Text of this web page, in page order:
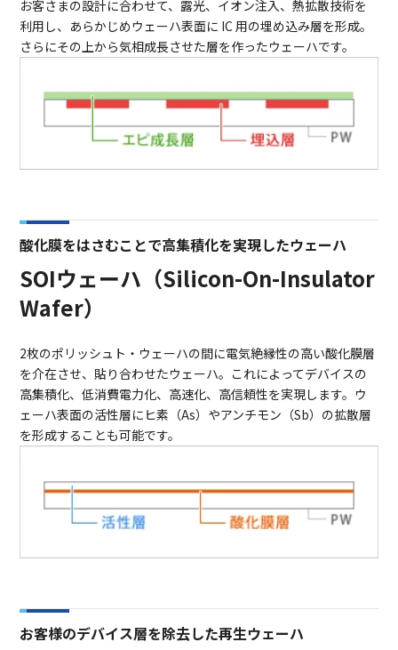
お客さまの設計に合わせて、露光、イオン注入、熱拡散技術を
利用し、あらかじめウェーハ表面に IC 用の埋め込み層を形成。
さらにその上から気相成長させた層を作ったウェーハです。
酸化膜をはさむことで高集積化を実現したウェーハ
SOIウェーハ（Silicon-On-Insulator
Wafer）
2枚のポリッシュト・ウェーハの間に電気絶縁性の高い酸化膜層
を介在させ、貼り合わせたウェーハ。これによってデバイスの
高集積化、低消費電力化、高速化、高信頼性を実現します。ウ
ェーハ表面の活性層にヒ素（As）やアンチモン（Sb）の拡散層
を形成することも可能です。
お客様のデバイス層を除去した再生ウェーハ